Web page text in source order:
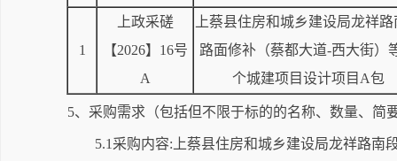
1
上政采磋
【2026】16号
A
上蔡县住房和城乡建设局龙祥路
路面修补（蔡都大道-西大街）
个城建项目设计项目A包
5、采购需求（包括但不限于标的的名称、数量、简
5.1采购内容:上蔡县住房和城乡建设局龙祥路南